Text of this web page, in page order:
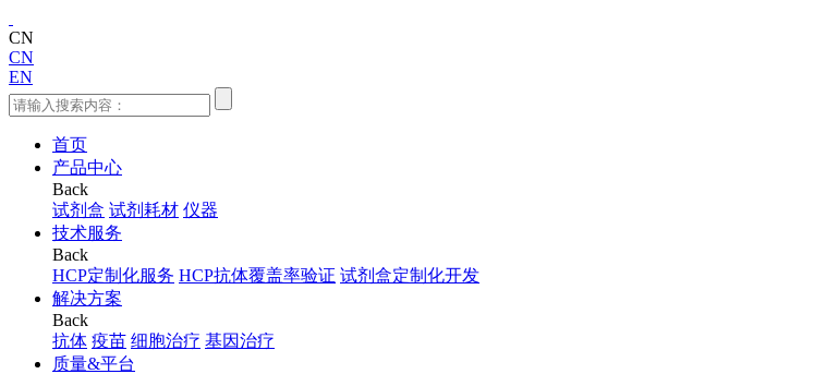
CN
CN
EN
首页
产品中心
Back
试剂盒 试剂耗材 仪器
技术服务
Back
HCP定制化服务 HCP抗体覆盖率验证 试剂盒定制化开发
解决方案
Back
抗体 疫苗 细胞治疗 基因治疗
质量&平台